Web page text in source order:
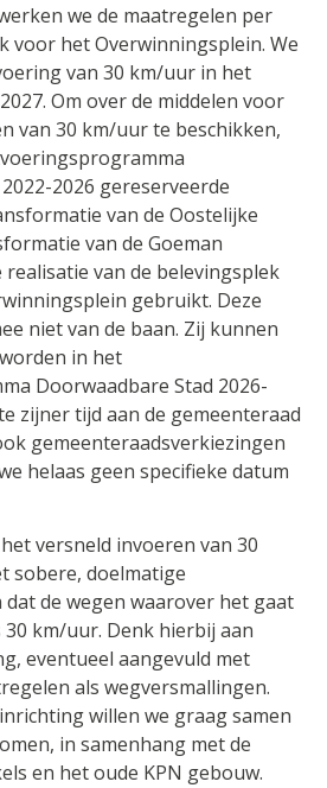
we de maatregelen per
voor het Overwinningsplein. We
van 30 km/uur in het
Om over de middelen voor
van 30 km/uur te beschikken,
2026 gereserveerde
van de Oostelijke
van de Goeman
van de belevingsplek
gebruikt. Deze
niet van de baan. Zij kunnen
in het
Doorwaadbare Stad 2026-
zijner tijd aan de gemeenteraad
gemeenteraadsverkiezingen
helaas geen specifieke datum
versneld invoeren van 30
sobere, doelmatige
de wegen waarover het gaat
km/uur. Denk hierbij aan
eventueel aangevuld met
als wegversmallingen.
willen we graag samen
in samenhang met de
en het oude KPN gebouw.